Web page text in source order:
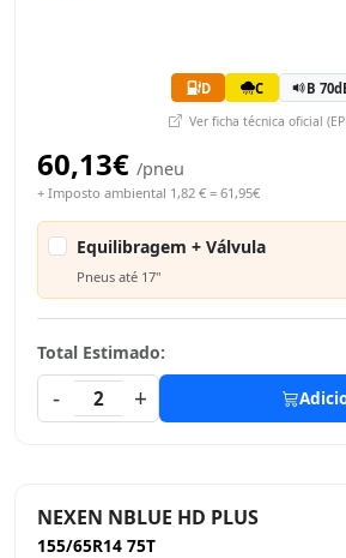
D C B
Ver ficha técnica oficial
60,13€ /pneu
+ Imposto ambiental 1,82 € = 61,95€
Equilibragem + Válvula
Pneus até 17"
Total Estimado:
-
2 +
NEXEN NBLUE HD PLUS
155/65R14 75T